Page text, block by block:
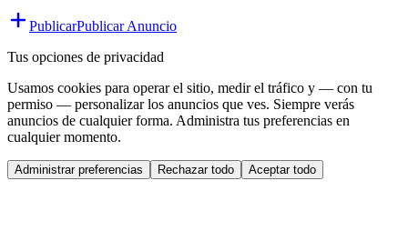
PublicarPublicar Anuncio
Tus opciones de privacidad
Usamos cookies para operar el sitio, medir el tráfico y — con tu
permiso — personalizar los anuncios que ves. Siempre verás
anuncios de cualquier forma. Administra tus preferencias en
cualquier momento.
Administrar preferencias Rechazar todo Aceptar todo